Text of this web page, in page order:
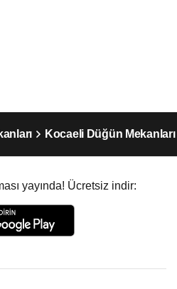
Kocaeli Düğün Mekanları
yayında! Ücretsiz indir: